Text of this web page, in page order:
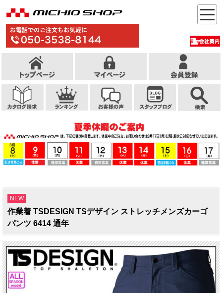
NEW
作業着 TSDESIGN TSデザイン ストレッチメンズカーゴ
パンツ 6414 通年